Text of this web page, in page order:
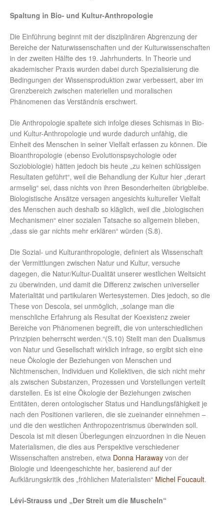
Spaltung in Bio- und Kultur-Anthropologie
Die Einführung beginnt mit der disziplinären Abgrenzung der
Bereiche der Naturwissenschaften und der Kulturwissenschaften
in der zweiten Hälfte des 19. Jahrhunderts. In Theorie und
akademischer Praxis wurden dabei durch Spezialisierung die
Bedingungen der Wissensproduktion zwar verbessert, aber im
Grenzbereich zwischen materiellen und moralischen
Phänomenen das Verständnis erschwert.
Die Anthropologie spaltete sich infolge dieses Schismas in Bio-
und Kultur-Anthropologie und wurde dadurch unfähig, die
Einheit des Menschen in seiner Vielfalt erfassen zu können. Die
Bioanthropologie (ebenso Evolutionspsychologie oder
Soziobiologie) hätten jedoch bis heute „zu keinen schlüssigen
Resultaten geführt“, weil die Behandlung der Kultur hier „derart
armselig“ sei, dass nichts von ihren Besonderheiten übrigbleibe.
Biologistische Ansätze versagen angesichts kultureller Vielfalt
des Menschen auch deshalb so kläglich, weil die „biologischen
Mechanismen“ einer sozialen Tatsache so allgemein blieben,
„dass sie gar nichts mehr erklären“ würden (S.8).
Die Sozial- und Kulturanthropologie, definiert als Wissenschaft
der Vermittlungen zwischen Natur und Kultur, versuche
dagegen, die Natur/Kultur-Dualität unserer westlichen Weltsicht
zu überwinden, und damit die Differenz zwischen universeller
Materialität und partikularen Wertesystemen. Dies jedoch, so die
These von Descola, sei unmöglich, „solange man die
menschliche Erfahrung als Resultat der Koexistenz zweier
Bereiche von Phänomenen begreift, die von unterschiedlichen
Prinzipien beherrscht werden.“(S.10) Stellt man den Dualismus
von Natur und Gesellschaft wirklich infrage, so ergibt sich eine
neue Ökologie der Beziehungen von Menschen und
Nichtmenschen, Individuen und Kollektiven, die sich nicht mehr
als zwischen Substanzen, Prozessen und Vorstellungen verteilt
darstellen. Es ist eine Ökologie der Beziehungen zwischen
Entitäten, deren ontologischer Status und Handlungsfähigkeit je
nach den Positionen variieren, die sie zueinander einnehmen –
und die den westlichen Anthropozentrismus überwinden soll.
Descola ist mit diesen Überlegungen einzuordnen in die Neuen
Materialismen, die dies aus Perspektive verschiedener
Wissenschaften anstreben, etwa Donna Haraway von der
Biologie und Ideengeschichte her, basierend auf der
Aufklärungskritik des „fröhlichen Materialisten“ Michel Foucault.
Lévi-Strauss und „Der Streit um die Muscheln“